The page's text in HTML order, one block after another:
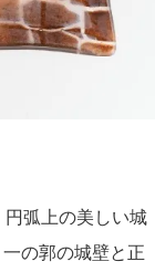
弧上の美しい城
の郭の城壁と正